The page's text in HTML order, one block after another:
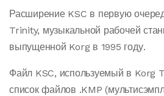
Расширение KSC в первую
Trinity, музыкальной рабочей
выпущенной Korg в 1995 году.
Файл KSC, используемый в Korg
список файлов .KMP